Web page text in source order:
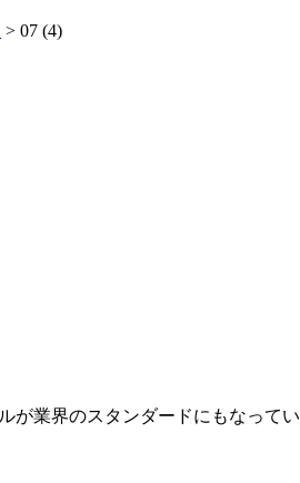
> 07 (4)
が業界のスタンダードにもなってい